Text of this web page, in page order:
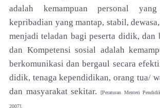
adalah kemampuan personal yang
kepribadian yang mantap, stabil,
menjadi teladan bagi peserta didik, dan
dan Kompetensi sosial adalah
berkomunikasi dan bergaul secara
didik, tenaga kependidikan, orang tua/
dan masyarakat sekitar.
[Peraturan Menteri
2007].